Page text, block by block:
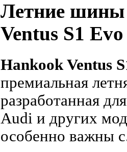
Летние шины
Ventus S1
Hankook Ventus
премиальная
разработанная
Audi и других
особенно важны